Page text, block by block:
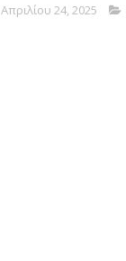
Απριλίου 24, 2025